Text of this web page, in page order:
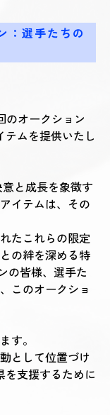
：選手たちの
のオークション
ムを提供いたし
と成長を象徴す
イテムは、その
たこれらの限定
の絆を深める特
の皆様、選手た
このオークショ
す。
として位置づけ
を支援するために